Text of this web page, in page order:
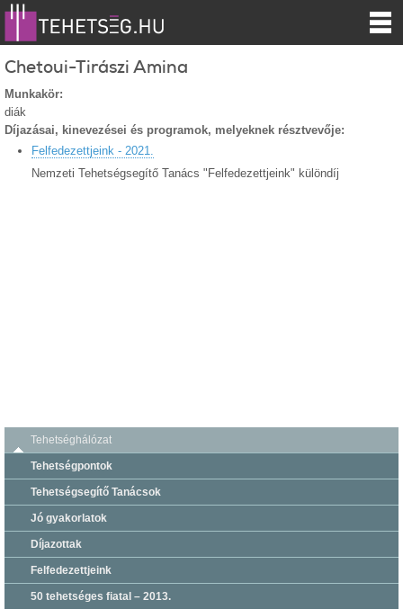
Chetoui-Tirászi Amina
Munkakör:
diák
Díjazásai, kinevezései és programok, melyeknek résztvevője:
Felfedezettjeink - 2021.
Nemzeti Tehetségsegítő Tanács "Felfedezettjeink" különdíj
Tehetséghálózat
Tehetségpontok
Tehetségsegítő Tanácsok
Jó gyakorlatok
Díjazottak
Felfedezettjeink
50 tehetséges fiatal – 2013.